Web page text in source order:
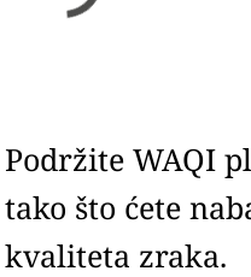
Podržite WAQI
tako što ćete
kvaliteta zraka.